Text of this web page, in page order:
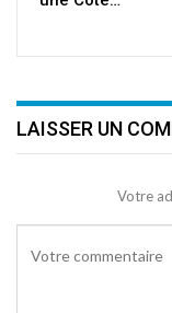
LAISSER UN
Votre